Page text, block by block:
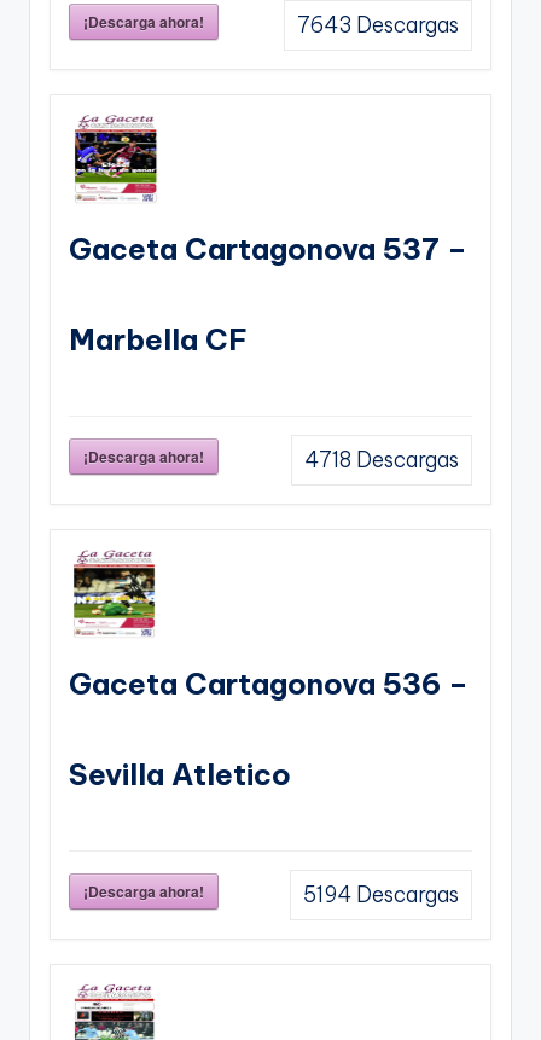
¡Descarga ahora! 7643 Descargas
Gaceta Cartagonova 537 –
Marbella CF
¡Descarga ahora! 4718 Descargas
Gaceta Cartagonova 536 –
Sevilla Atletico
¡Descarga ahora! 5194 Descargas